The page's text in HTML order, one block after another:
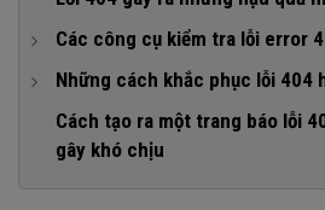
2. Nguyên nhân từ phía kỹ thuật
Các công cụ kiểm tra lỗi error
1. Công cụ Xenu's Link Sleuth
2. Google Search Console
3. Screaming Frog Spider SEO
4. LinkChecker
Những cách khắc phục lỗi 404
1. Tải lại trang
2. Xóa cache và cookie của trình
3. Kiểm tra và sửa lại địa chỉ URL
Cách tạo ra một trang báo lỗi
gây khó chịu